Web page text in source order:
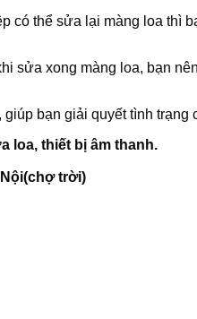
thể sửa lại màng loa thì
sửa xong màng loa, bạn
bạn giải quyết tình trạng
loa, thiết bị âm thanh.
trời)